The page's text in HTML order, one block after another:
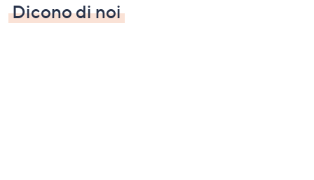
Dicono di noi